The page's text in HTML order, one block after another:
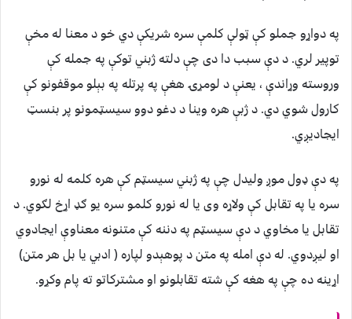
په دواړو جملو کې ټولې کلمې سره شریکې دي خو د معنا له مخې
توپیر لري. د دې سبب دا دی چې دلته ژبني توکې په جمله کې
وروسته وړاندې ، یعنې د لومړۍ هغې په پرتله په بېلو موقفونو کې
کارول شوي دي. د ژبې هره وینا د دغو دوو سیسټمونو پر بنسټ
ایجادیږي.
په دې ډول موږ ولیدل چې په ژبني سیسټم کې هره کلمه له نورو
سره یا په تقابل کې ولاړه وی یا له نورو کلمو سره یو ګډ اړخ لګوي. د
تقابل یا مخاوي د دې سیسټم په دننه کې متنونه معناوې ایجادوي
او لیږدوي. له دې امله په متن د پوهېدو لپاره ( ادبي یا بل هر متن)
اړینه ده چې په هغه کې شته تقابلونو او مشترکاتو ته پام وکړو.